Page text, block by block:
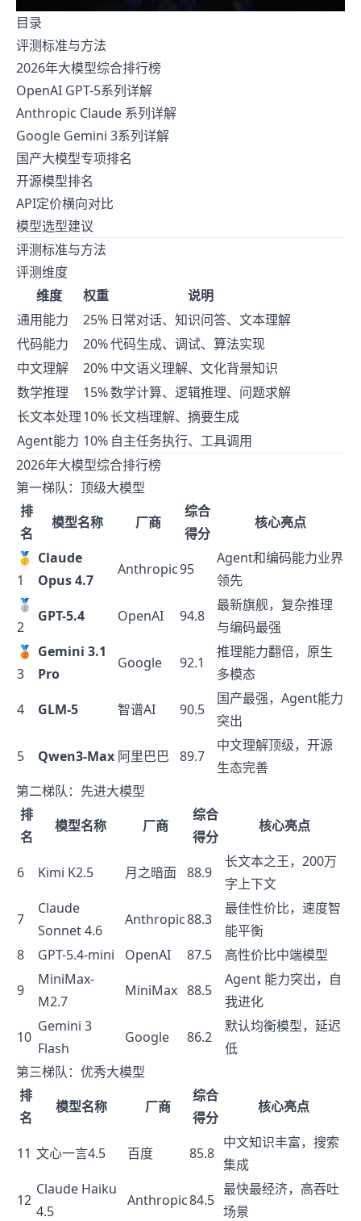
目录
评测标准与方法
2026年大模型综合排行榜
OpenAI GPT-5系列详解
Anthropic Claude 系列详解
Google Gemini 3系列详解
国产大模型专项排名
开源模型排名
API定价横向对比
模型选型建议
评测标准与方法
评测维度
维度
权重
说明
通用能力
25% 日常对话、知识问答、文本理解
代码能力
20%代码生成、调试、算法实现
中文理解
20%中文语义理解、文化背景知识
数学推理
15%数学计算、逻辑推理、问题求解
长文本处理10%长文档理解、摘要生成
Agent能力 10% 自主任务执行、工具调用
2026年大模型综合排行榜
第一梯队：顶级大模型
排
名
模型名称 厂商
综合
得分
核心亮点
🥇
1
Claude
Opus 4.7
Anthropic95
Agent和编码能力业界
领先
🥈
2
GPT-5.4 OpenAI 94.8
最新旗舰，复杂推理
与编码最强
🥉
3
Gemini 3.1
Pro
Google 92.1
推理能力翻倍，原生
多模态
4
GLM-5 智谱AI 90.5
国产最强，Agent能力
突出
5
Qwen3-Max 阿里巴巴 89.7
中文理解顶级，开源
生态完善
第二梯队：先进大模型
排
名
模型名称 厂商
综合
得分
核心亮点
6 Kimi K2.5 月之暗面 88.9
长文本之王，200万
字上下文
7
Claude
Sonnet 4.6
Anthropic88.3
最佳性价比，速度智
能平衡
8
GPT-5.4-mini OpenAI 87.5
高性价比中端模型
9
MiniMax-
M2.7
MiniMax 88.5
Agent 能力突出，自
我进化
10
Gemini 3
Flash
Google 86.2
默认均衡模型，延迟
低
第三梯队：优秀大模型
排
名
模型名称 厂商
综合
得分
核心亮点
11 文心一言4.5 百度 85.8
中文知识丰富，搜索
集成
12
Claude Haiku
4.5
Anthropic84.5
最快最经济，高吞吐
场景